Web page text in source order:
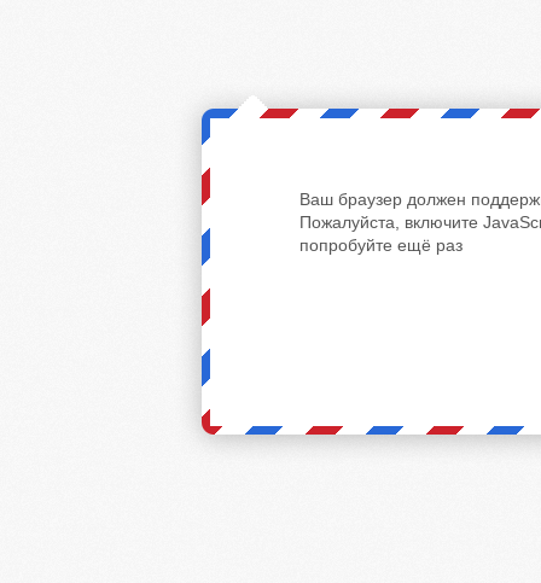
Ваш браузер должен
Пожалуйста, включите
попробуйте ещё раз